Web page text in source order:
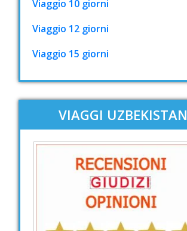
Viaggio 10 giorni
Viaggio 12 giorni
Viaggio 15 giorni
VIAGGI UZBEKISTAN